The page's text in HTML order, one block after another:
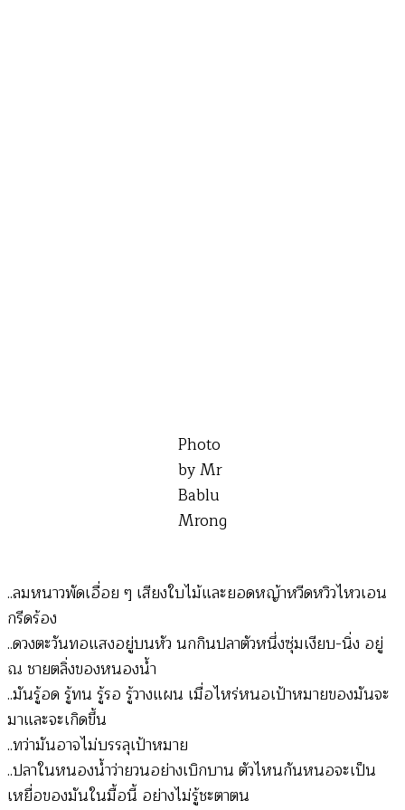
Photo
by Mr
Bablu
Mrong
..ลมหนาวพัดเอื่อย ๆ เสียงใบไม้และยอดหญ้าหวีดหวิวไหวเอน
กรีดร้อง
..ดวงตะวันทอแสงอยู่บนหัว นกกินปลาตัวหนึ่งซุ่มเงียบ-นิ่ง อยู่
ณ ชายตลิ่งของหนองน้ำ
..มันรู้อด รู้ทน รู้รอ รู้วางแผน เมื่อไหร่หนอเป้าหมายของมันจะ
มาและจะเกิดขึ้น
..ทว่ามันอาจไม่บรรลุเป้าหมาย
..ปลาในหนองน้ำว่ายวนอย่างเบิกบาน ตัวไหนกันหนอจะเป็น
เหยื่อของมันในมื้อนี้ อย่างไม่รู้ชะตาตน